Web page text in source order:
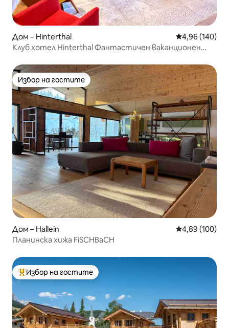
Дом – Hinterthal Средна
4,96 (140)
Клуб хотел Hinterthal Фантастичен ваканционен
Избор на гостите
Избор на гостите
Дом – Hallein Средна
4,89 (100)
Планинска хижа FiSCHBaCH
Най-популярен избор на гостите
Избор на гостите